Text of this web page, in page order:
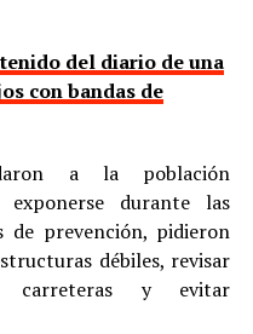
del diario de una
con bandas de
a la población
durante las
de prevención, pidieron
débiles, revisar
carreteras y evitar